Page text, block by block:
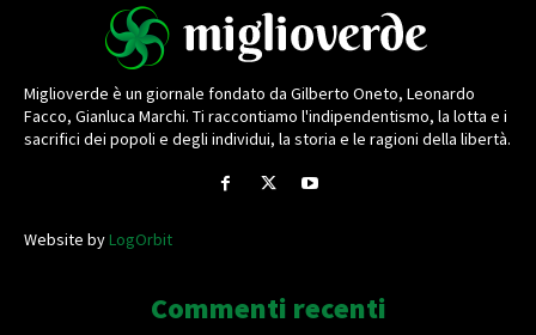
Miglioverde è un giornale fondato da Gilberto Oneto, Leonardo
Facco, Gianluca Marchi. Ti raccontiamo l'indipendentismo, la lotta e i
sacrifici dei popoli e degli individui, la storia e le ragioni della libertà.
Website byLogOrbit
Commenti recenti